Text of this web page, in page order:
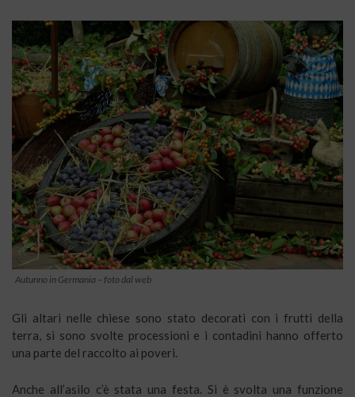
Autunno in Germania – foto dal web
Gli altari nelle chiese sono stato decorati con i frutti della
terra, si sono svolte processioni e i contadini hanno offerto
una parte del raccolto ai poveri.
Anche all’asilo c’è stata una festa. Si è svolta una funzione